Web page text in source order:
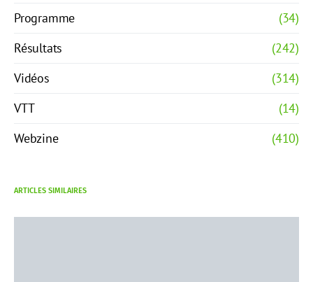
Programme
(34)
Résultats
(242)
Vidéos
(314)
VTT
(14)
Webzine
(410)
ARTICLES SIMILAIRES